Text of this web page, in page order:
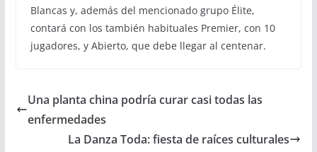
Blancas y, además del mencionado grupo Élite,
contará con los también habituales Premier, con 10
jugadores, y Abierto, que debe llegar al centenar.
Una planta china podría curar casi todas las
enfermedades
La Danza Toda: fiesta de raíces culturales